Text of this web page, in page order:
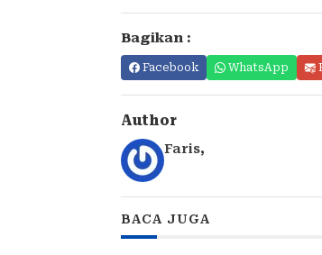
Bagikan :
Facebook WhatsApp
Author
Faris,
BACA JUGA